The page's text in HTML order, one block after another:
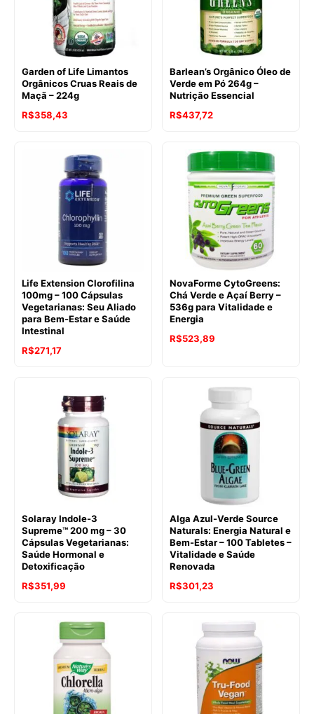
Garden of Life Limantos
Orgânicos Cruas Reais de
Maçã – 224g
R$358,43
Barlean’s Orgânico Óleo de
Verde em Pó 264g –
Nutrição Essencial
R$437,72
Life Extension Clorofilina
100mg – 100 Cápsulas
Vegetarianas: Seu Aliado
para Bem-Estar e Saúde
Intestinal
R$271,17
NovaForme CytoGreens:
Chá Verde e Açaí Berry –
536g para Vitalidade e
Energia
R$523,89
Solaray Indole-3
Supreme™ 200 mg – 30
Cápsulas Vegetarianas:
Saúde Hormonal e
Detoxificação
R$351,99
Alga Azul-Verde Source
Naturals: Energia Natural e
Bem-Estar – 100 Tabletes –
Vitalidade e Saúde
Renovada
R$301,23